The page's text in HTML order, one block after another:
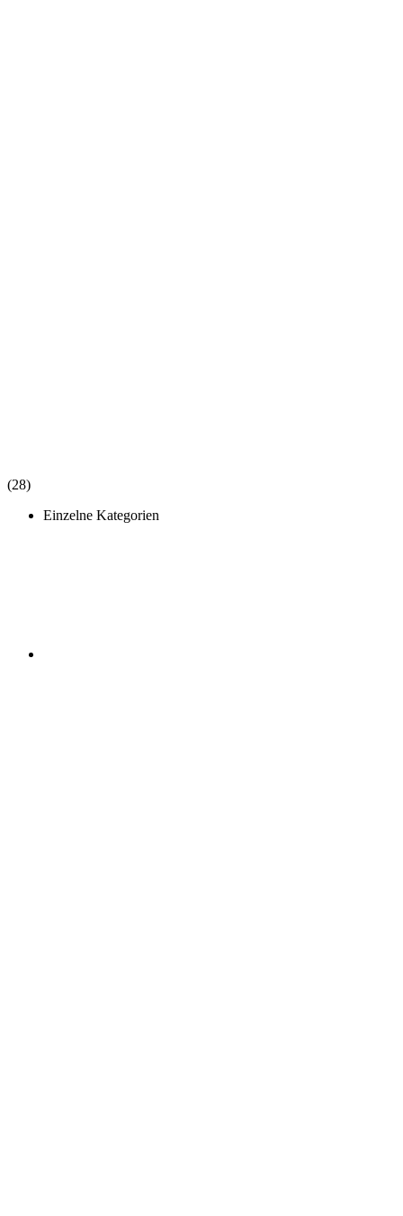
(28)
Einzelne Kategorien